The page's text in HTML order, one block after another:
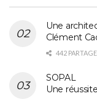
Une
Clément
442
SOPAL
Une